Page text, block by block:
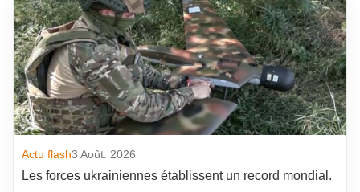
Actu flash3 Août. 2026
Les forces ukrainiennes établissent un record mondial.